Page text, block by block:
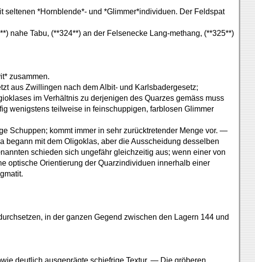
*Hornblende*- und *Glimmer*individuen. Der Feldspat
nahe Tabu, (**324**) an der Felsenecke Lang-methang, (**325**)
zusammen.
aus Zwillingen nach dem Albit- und Karlsbadergesetz;
im Verhältnis zu derjenigen des Quarzes gemäss muss
wenigstens teilweise in feinschuppigen, farblosen Glimmer
Schuppen; kommt immer in sehr zurücktretender Menge vor. —
begann mit dem Oligoklas, aber die Ausscheidung desselben
schieden sich ungefähr gleichzeitig aus; wenn einer von
optische Orientierung der Quarzindividuen innerhalb einer
in der ganzen Gegend zwischen den Lagern 144 und
deutlich ausgeprägte schiefrige Textur. — Die gröberen